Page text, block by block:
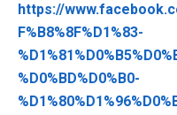
https://
F%B8%8F%D1%83-
%D0%BD%D0%B0-